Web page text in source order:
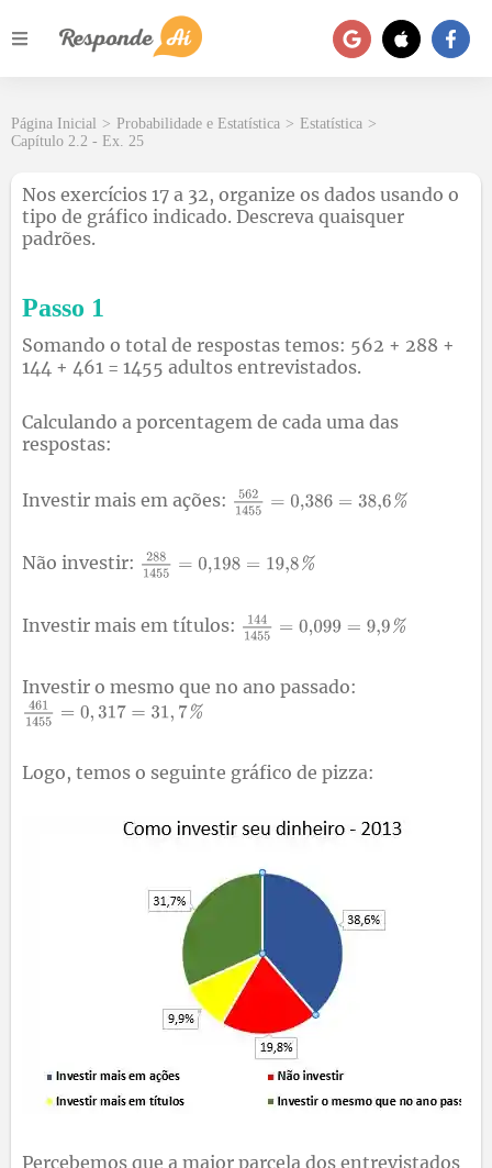
Página Inicial > Probabilidade e Estatística > Estatística >
Capítulo 2.2 - Ex. 25
Nos exercícios 17 a 32, organize os dados usando o
tipo de gráfico indicado. Descreva quaisquer
padrões.
Passo 1
Somando o total de respostas temos: 562 + 288 +
144 + 461 = 1455 adultos entrevistados.
Calculando a porcentagem de cada uma das
respostas:
Investir mais em ações:
Não investir:
Investir mais em títulos:
Investir o mesmo que no ano passado:
Logo, temos o seguinte gráfico de pizza:
Percebemos que a maior parcela dos entrevistados